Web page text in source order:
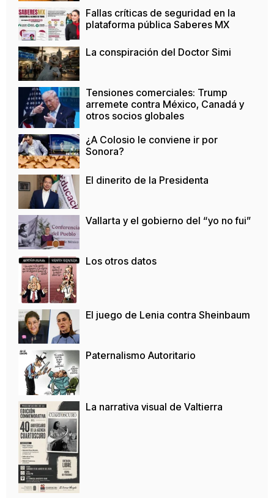
Fallas críticas de seguridad en la
plataforma pública Saberes MX
La conspiración del Doctor Simi
Tensiones comerciales: Trump
arremete contra México, Canadá y
otros socios globales
¿A Colosio le conviene ir por
Sonora?
El dinerito de la Presidenta
Vallarta y el gobierno del “yo no fui”
Los otros datos
El juego de Lenia contra Sheinbaum
Paternalismo Autoritario
La narrativa visual de Valtierra